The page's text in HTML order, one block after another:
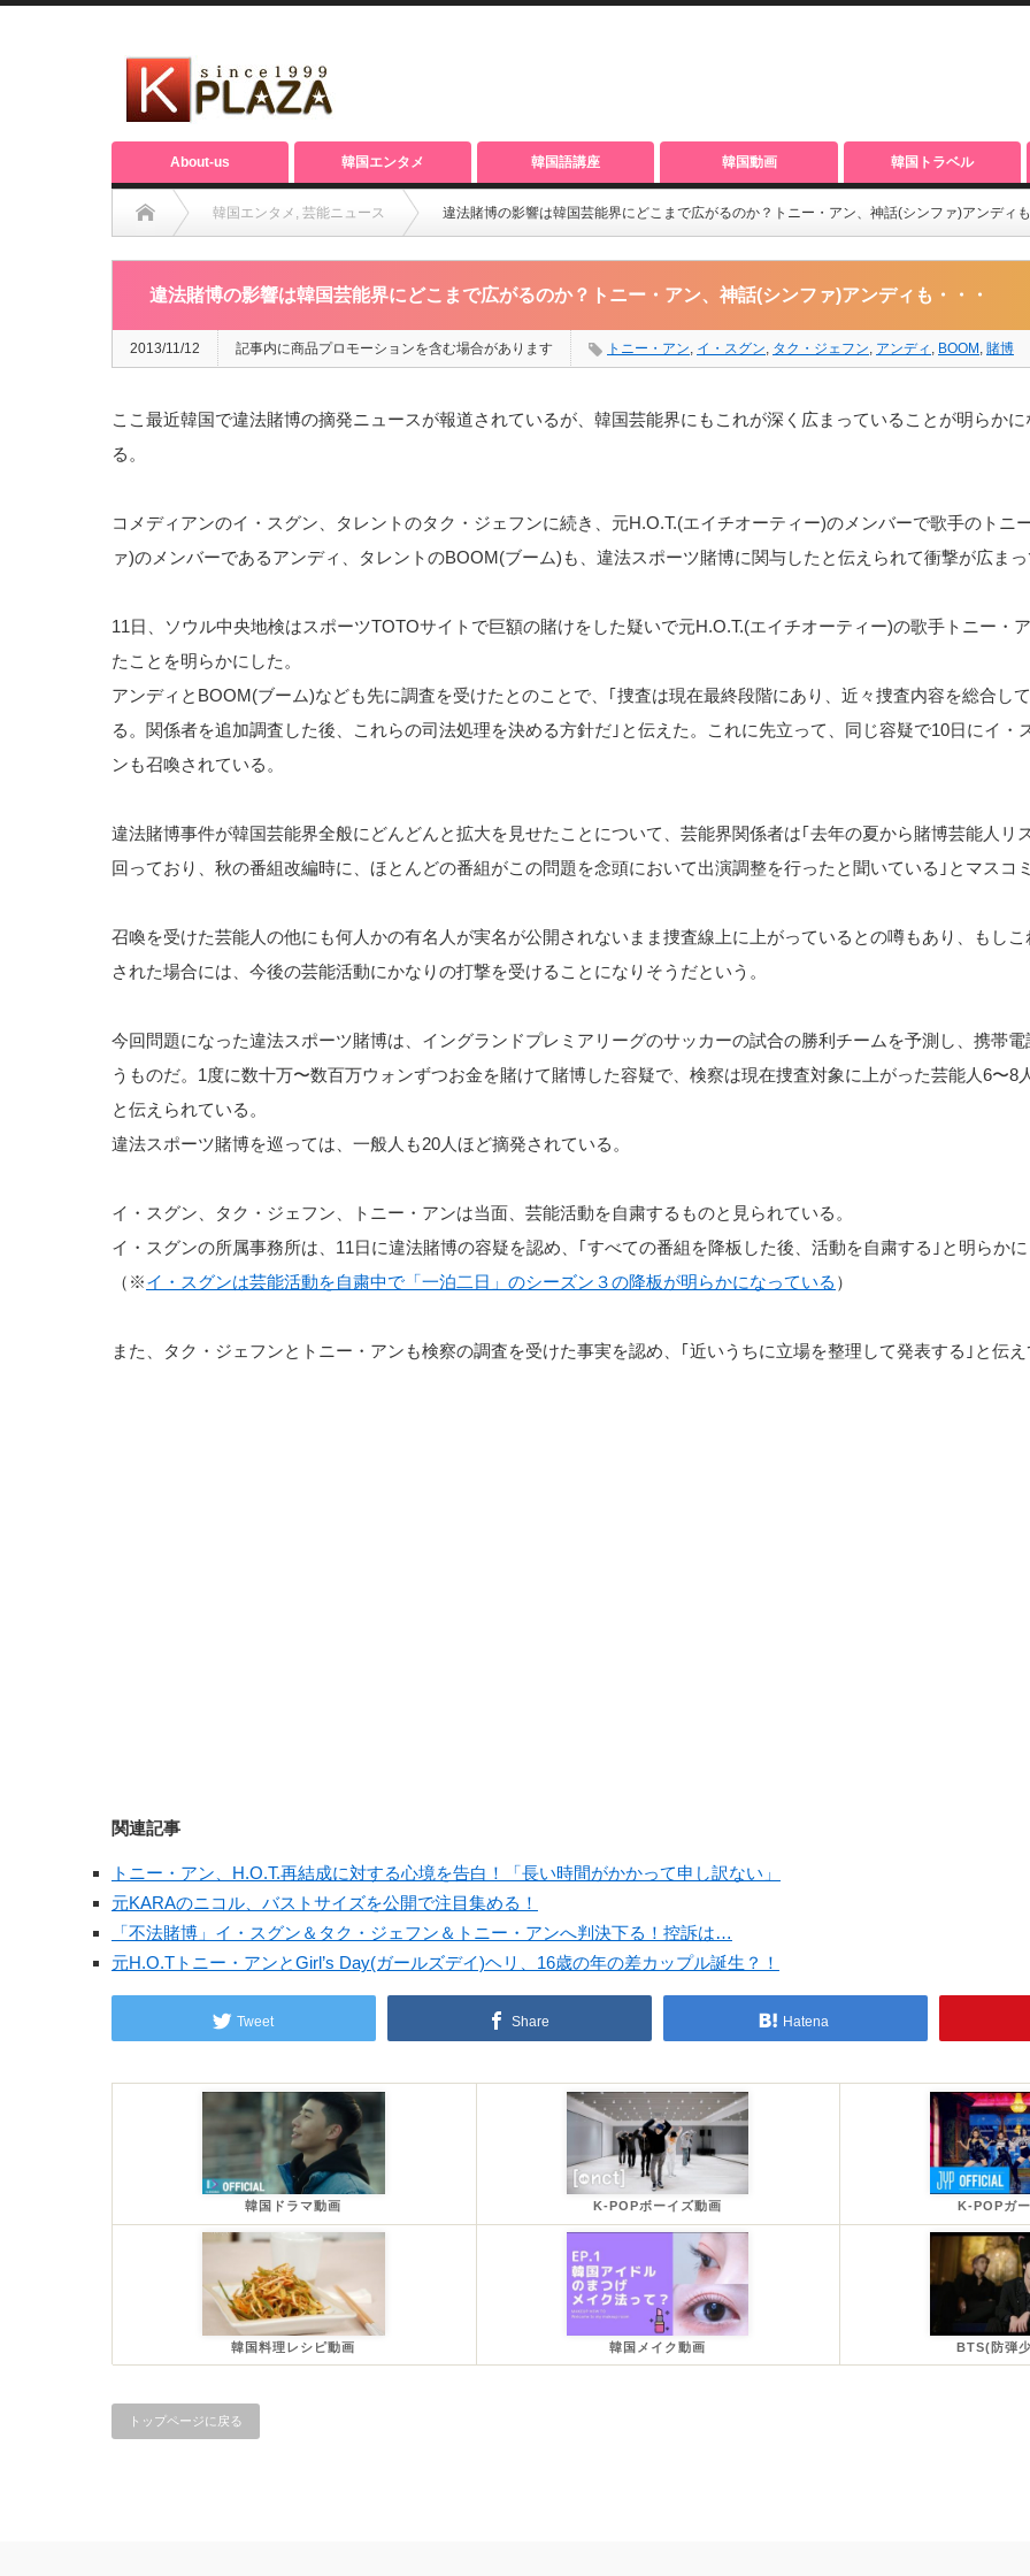
About-us 韓国エンタメ 韓国語講座 韓国動画 韓国トラベル
韓国エンタメ , 芸能ニュース 違法賭博の影響は韓国芸能界にどこまで広がるのか？トニー・アン、神話(シンファ)アンディも
違法賭博の影響は韓国芸能界にどこまで広がるのか？トニー・アン、神話(シンファ)アンディも・・・
2013/11/12 記事内に商品プロモーションを含む場合があります トニー・アン, イ・スグン, タク・ジェフン, アンディ , BOOM , 賭博
ここ最近韓国で違法賭博の摘発ニュースが報道されているが、韓国芸能界にもこれが深く広まっていることが明らか
る。
コメディアンのイ・スグン、タレントのタク・ジェフンに続き、元H.O.T.(エイチオーティー)のメンバーで歌手のトニ
ァ)のメンバーであるアンディ、タレントのBOOM(ブーム)も、違法スポーツ賭博に関与したと伝えられて衝撃が広まっ
11日、ソウル中央地検はスポーツTOTOサイトで巨額の賭けをした疑いで元H.O.T.(エイチオーティー)の歌手トニー・
たことを明らかにした。
アンディとBOOM(ブーム)なども先に調査を受けたとのことで、｢捜査は現在最終段階にあり、近々捜査内容を総合し
る。関係者を追加調査した後、これらの司法処理を決める方針だ｣と伝えた。これに先立って、同じ容疑で10日にイ・
ンも召喚されている。
違法賭博事件が韓国芸能界全般にどんどんと拡大を見せたことについて、芸能界関係者は｢去年の夏から賭博芸能人リ
回っており、秋の番組改編時に、ほとんどの番組がこの問題を念頭において出演調整を行ったと聞いている｣とマスコ
召喚を受けた芸能人の他にも何人かの有名人が実名が公開されないまま捜査線上に上がっているとの噂もあり、もし
された場合には、今後の芸能活動にかなりの打撃を受けることになりそうだという。
今回問題になった違法スポーツ賭博は、イングランドプレミアリーグのサッカーの試合の勝利チームを予測し、携帯
うものだ。1度に数十万〜数百万ウォンずつお金を賭けて賭博した容疑で、検察は現在捜査対象に上がった芸能人6〜8
と伝えられている。
違法スポーツ賭博を巡っては、一般人も20人ほど摘発されている。
イ・スグン、タク・ジェフン、トニー・アンは当面、芸能活動を自粛するものと見られている。
イ・スグンの所属事務所は、11日に違法賭博の容疑を認め、｢すべての番組を降板した後、活動を自粛する｣と明らかに
（※イ・スグンは芸能活動を自粛中で「一泊二日」のシーズン３の降板が明らかになっている ）
また、タク・ジェフンとトニー・アンも検察の調査を受けた事実を認め、｢近いうちに立場を整理して発表する｣と伝え
関連記事
トニー・アン、H.O.T.再結成に対する心境を告白！「長い時間がかかって申し訳ない」
元KARAのニコル、バストサイズを公開で注目集める！
「不法賭博」イ・スグン＆タク・ジェフン＆トニー・アンへ判決下る！控訴は…
元H.O.Tトニー・アンとGirl’s Day(ガールズデイ)ヘリ、16歳の年の差カップル誕生？！
Tweet Share Hatena
韓国ドラマ動画 K-POPボーイズ動画 K-POPガ
韓国料理レシピ動画 韓国メイク動画 BTS(防弾
トップページに戻る